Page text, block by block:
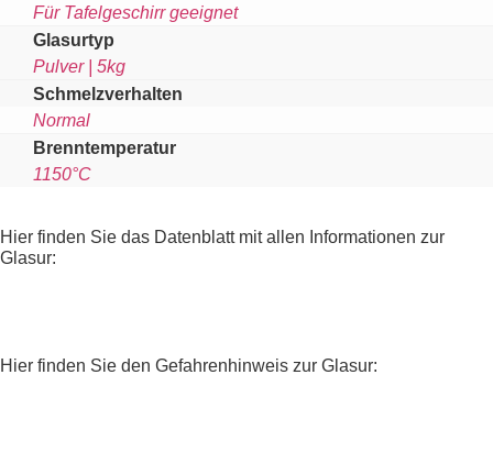
Für Tafelgeschirr geeignet
Glasurtyp
Pulver | 5kg
Schmelzverhalten
Normal
Brenntemperatur
1150°C
Hier finden Sie das Datenblatt mit allen Informationen zur
Glasur:
Hier finden Sie den Gefahrenhinweis zur Glasur: